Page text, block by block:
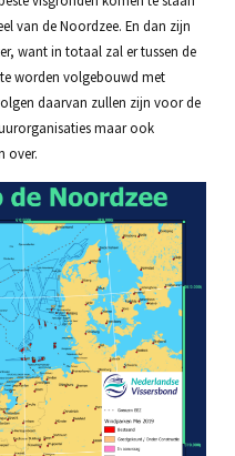
van de Noordzee. En dan zijn
want in totaal zal er tussen de
worden volgebouwd met
daarvan zullen zijn voor de
maar ook
over.